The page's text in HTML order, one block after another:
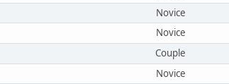
Novice
Novice
Couple
Novice